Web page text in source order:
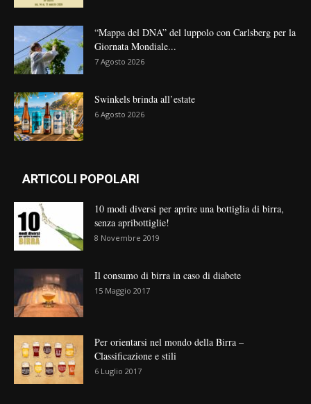
“Mappa del DNA” del luppolo con Carlsberg per la
Giornata Mondiale...
7 Agosto 2026
Swinkels brinda all’estate
6 Agosto 2026
ARTICOLI POPOLARI
10 modi diversi per aprire una bottiglia di birra,
senza apribottiglie!
8 Novembre 2019
Il consumo di birra in caso di diabete
15 Maggio 2017
Per orientarsi nel mondo della Birra –
Classificazione e stili
6 Luglio 2017